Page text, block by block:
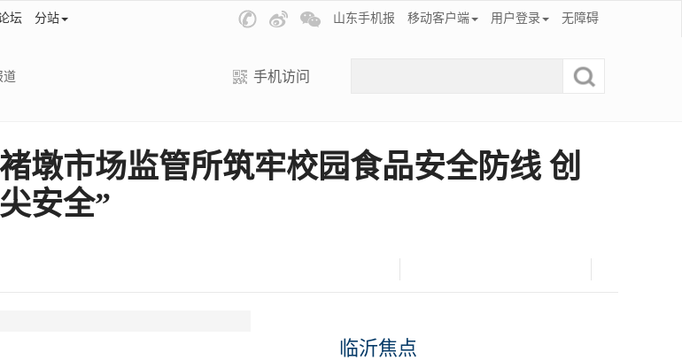
坛 分站 山东手机报 移动客户端 用户登录 无障碍
道 手机访问
墩市场监管所筑牢校园食品安全防线 创
安全”
临沂焦点